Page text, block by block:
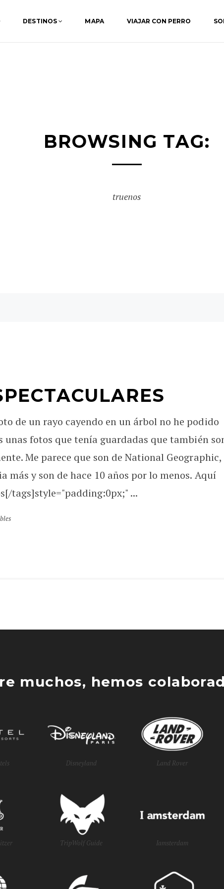
DESTINOS MAPA VIAJAR CON PERRO
BROWSING TAG:
truenos
de un rayo cayendo en un árbol no he podido
fotos que tenía guardadas que también
Me parece que son de National Geographic,
más y son de hace 10 años por lo menos. Aquí
tags]style="padding:0px;" ...
muchos, hemos
Disneyland Land Rover
TripWolf Guide Iamsterdam